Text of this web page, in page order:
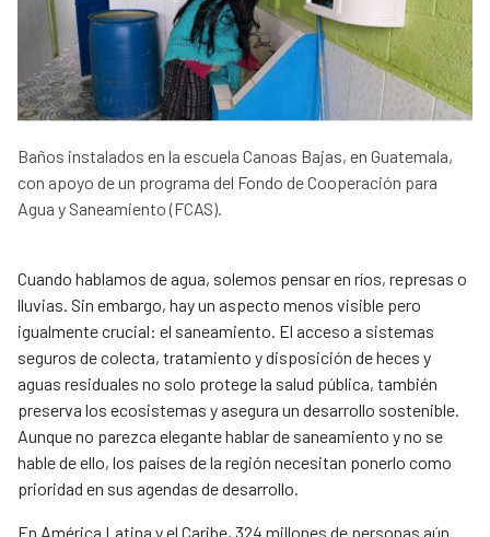
Baños instalados en la escuela Canoas Bajas, en Guatemala,
con apoyo de un programa del Fondo de Cooperación para
Agua y Saneamiento (FCAS).
Cuando hablamos de agua, solemos pensar en ríos, represas o
lluvias. Sin embargo, hay un aspecto menos visible pero
igualmente crucial: el saneamiento. El acceso a sistemas
seguros de colecta, tratamiento y disposición de heces y
aguas residuales no solo protege la salud pública, también
preserva los ecosistemas y asegura un desarrollo sostenible.
Aunque no parezca elegante hablar de saneamiento y no se
hable de ello, los países de la región necesitan ponerlo como
prioridad en sus agendas de desarrollo.
En América Latina y el Caribe, 324 millones de personas aún